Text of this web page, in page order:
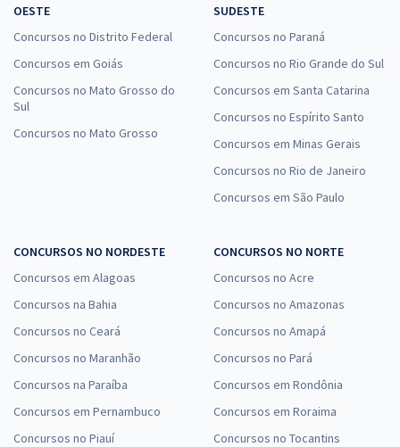
OESTE
Concursos no Distrito Federal
Concursos em Goiás
Concursos no Mato Grosso do
Sul
Concursos no Mato Grosso
SUDESTE
Concursos no Paraná
Concursos no Rio Grande do Sul
Concursos em Santa Catarina
Concursos no Espírito Santo
Concursos em Minas Gerais
Concursos no Rio de Janeiro
Concursos em São Paulo
CONCURSOS NO NORDESTE
Concursos em Alagoas
Concursos na Bahia
Concursos no Ceará
Concursos no Maranhão
Concursos na Paraíba
Concursos em Pernambuco
Concursos no Piauí
CONCURSOS NO NORTE
Concursos no Acre
Concursos no Amazonas
Concursos no Amapá
Concursos no Pará
Concursos em Rondônia
Concursos em Roraima
Concursos no Tocantins